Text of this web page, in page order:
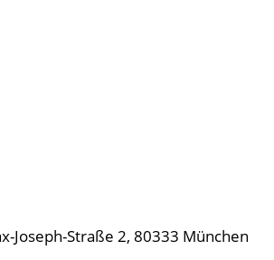
Joseph-Straße 2, 80333 München